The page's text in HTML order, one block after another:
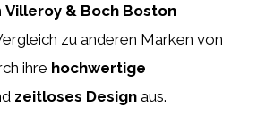
Villeroy & Boch Boston
zu anderen Marken von
ihre hochwertige
zeitloses Design aus.